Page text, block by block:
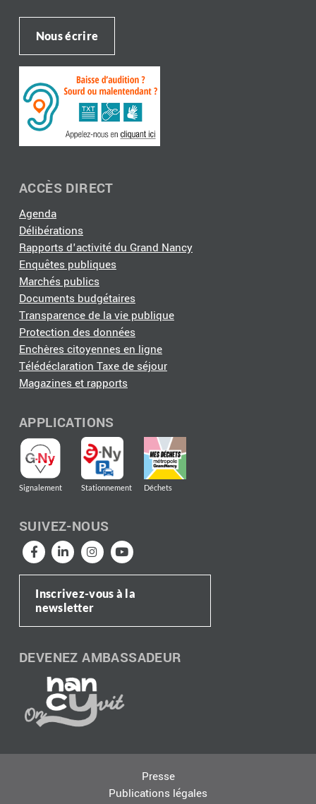
Nous écrire
ACCÈS DIRECT
Agenda
Délibérations
Rapports d'activité du Grand Nancy
Enquêtes publiques
Marchés publics
Documents budgétaires
Transparence de la vie publique
Protection des données
Enchères citoyennes en ligne
Télédéclaration Taxe de séjour
Magazines et rapports
APPLICATIONS
Signalement Stationnement Déchets
SUIVEZ-NOUS
Inscrivez-vous à la
newsletter
DEVENEZ AMBASSADEUR
Presse
Publications légales